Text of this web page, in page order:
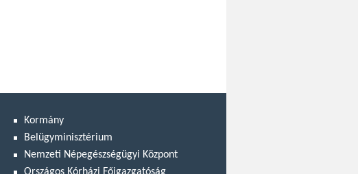
Kormány
Belügyminisztérium
Nemzeti Népegészségügyi Központ